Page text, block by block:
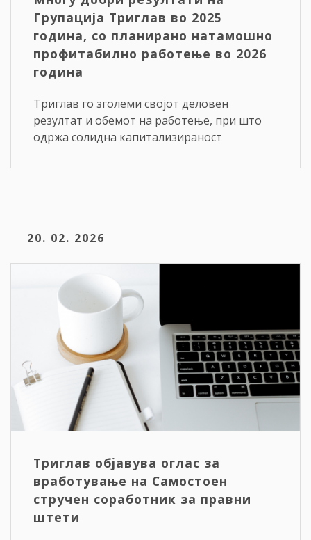
Групација Триглав во 2025
година, со планирано натамошно
профитабилно работење во 2026
година
Триглав го зголеми својот деловен
резултат и обемот на работење, при што
одржа солидна капитализираност
20. 02. 2026
Триглав објавува оглас за
вработување на Самостоен
стручен соработник за правни
штети